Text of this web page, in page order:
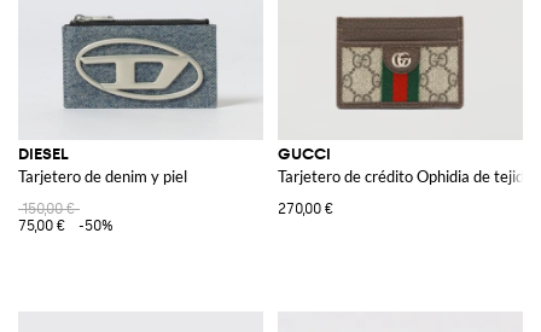
DIESEL
Tarjetero de denim y piel
150,00 €
75,00 €
-50%
GUCCI
Tarjetero de crédito Ophidia de tejido
270,00 €